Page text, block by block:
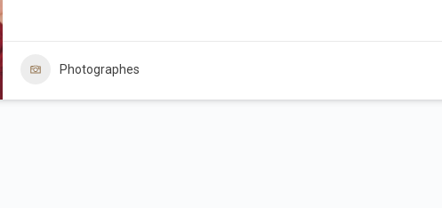
Photographes